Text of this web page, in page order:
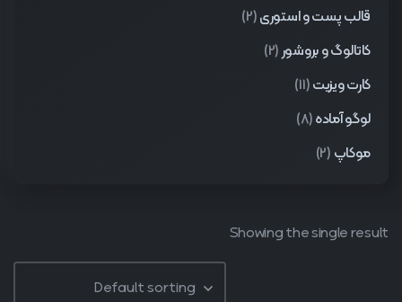
قالب پست و استوری(2)
کاتالوگ و بروشور(2)
کارت ویزیت(11)
لوگو آماده(8)
موکاپ (2)
Showing the single result